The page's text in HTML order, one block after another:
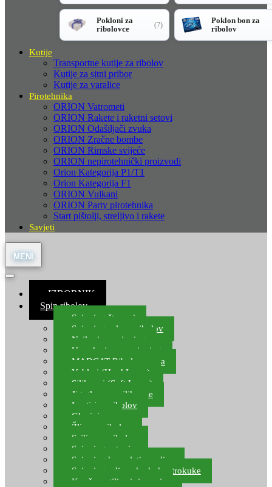
Pokloni za
ribolovce
(7)
Poklon bon za
ribolov
Kutije
Transportne kutije za ribolov
Kutije za sitni pribor
Kutije za varalice
Pirotehnika
ORION Vatrometi
ORION Rakete i raketni setovi
ORION Odašiljači zvuka
ORION Zračne bombe
ORION Rimske svijeće
ORION nepirotehnički proizvodi
Orion Kategorija P1/T1
Orion Kategorija F1
ORION Vulkani
ORION Party pirotehnika
Start pištolji, streljivo i rakete
Savjeti
≡ IZBORNIK
Spin ribolov
Spinning štapovi
Spinning role za ribolov
Najloni za spinning
Upredenice za spinning
MADCAT Ribolov soma
Vobleri (Hard Lures)
Silikonci (Soft Lures)
Jig glave za silikonce
Leptiri za ribolov
Glavinjare
Žlice za ribolov
Sajlice za ribolov
Spinning setovi
Spinning kompleti varalica
Spinning udice, dvokuke, trokuke
Kopče, vrtilice i ringovi